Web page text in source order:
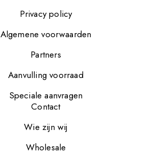
Privacy policy
Algemene voorwaarden
Partners
Aanvulling voorraad
Speciale aanvragen
Contact
Wie zijn wij
Wholesale